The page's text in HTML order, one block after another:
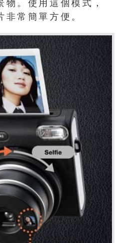
物。使用這個模式，
非常簡單方便。